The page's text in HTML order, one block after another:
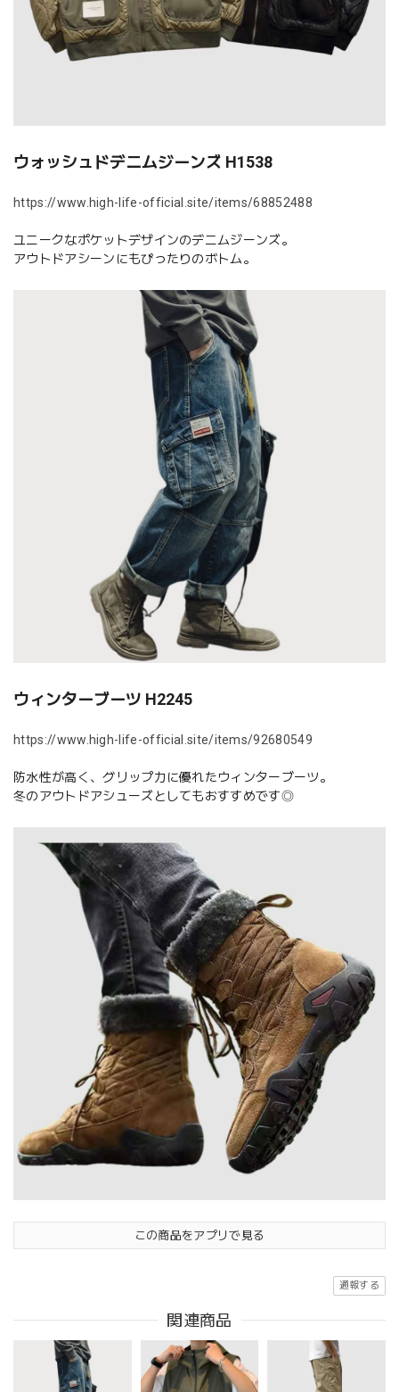
ウォッシュドデニムジーンズ H1538
https://www.high-life-official.site/items/68852488
ユニークなポケットデザインのデニムジーンズ。
アウトドアシーンにもぴったりのボトム。
ウィンターブーツ H2245
https://www.high-life-official.site/items/92680549
防水性が高く、グリップ力に優れたウィンターブーツ。
冬のアウトドアシューズとしてもおすすめです◎
この商品をアプリで見る
通報する
関連商品